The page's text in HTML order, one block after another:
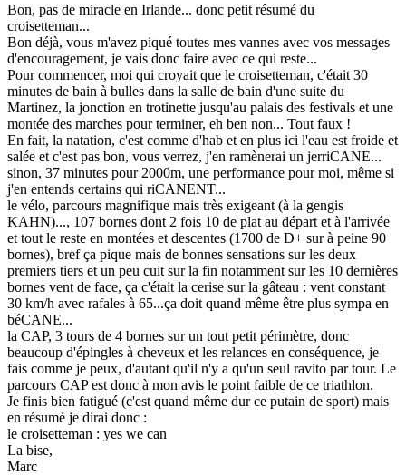
Bon, pas de miracle en Irlande... donc petit résumé du
croisetteman...
Bon déjà, vous m'avez piqué toutes mes vannes avec vos messages
d'encouragement, je vais donc faire avec ce qui reste...
Pour commencer, moi qui croyait que le croisetteman, c'était 30
minutes de bain à bulles dans la salle de bain d'une suite du
Martinez, la jonction en trotinette jusqu'au palais des festivals et une
montée des marches pour terminer, eh ben non... Tout faux !
En fait, la natation, c'est comme d'hab et en plus ici l'eau est froide et
salée et c'est pas bon, vous verrez, j'en ramènerai un jerriCANE...
sinon, 37 minutes pour 2000m, une performance pour moi, même si
j'en entends certains qui riCANENT...
le vélo, parcours magnifique mais très exigeant (à la gengis
KAHN)..., 107 bornes dont 2 fois 10 de plat au départ et à l'arrivée
et tout le reste en montées et descentes (1700 de D+ sur à peine 90
bornes), bref ça pique mais de bonnes sensations sur les deux
premiers tiers et un peu cuit sur la fin notamment sur les 10 dernières
bornes vent de face, ça c'était la cerise sur la gâteau : vent constant
30 km/h avec rafales à 65...ça doit quand même être plus sympa en
béCANE...
la CAP, 3 tours de 4 bornes sur un tout petit périmètre, donc
beaucoup d'épingles à cheveux et les relances en conséquence, je
fais comme je peux, d'autant qu'il n'y a qu'un seul ravito par tour. Le
parcours CAP est donc à mon avis le point faible de ce triathlon.
Je finis bien fatigué (c'est quand même dur ce putain de sport) mais
en résumé je dirai donc :
le croisetteman : yes we can
La bise,
Marc